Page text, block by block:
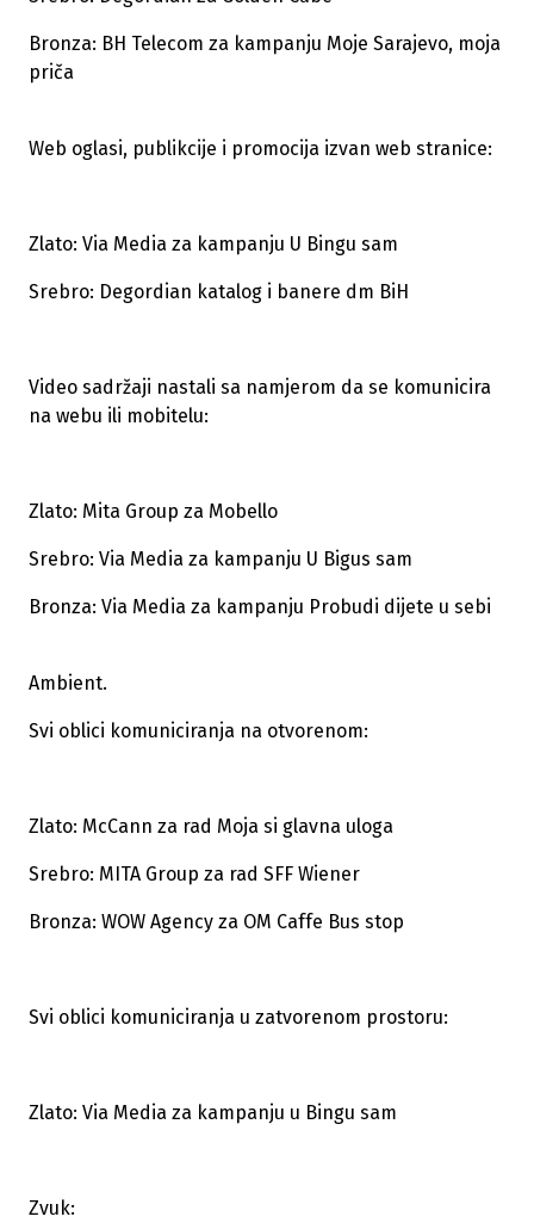
Bronza: BH Telecom za kampanju Moje Sarajevo, moja
priča
Web oglasi, publikcije i promocija izvan web stranice:
Zlato: Via Media za kampanju U Bingu sam
Srebro: Degordian katalog i banere dm BiH
Video sadržaji nastali sa namjerom da se komunicira
na webu ili mobitelu:
Zlato: Mita Group za Mobello
Srebro: Via Media za kampanju U Bigus sam
Bronza: Via Media za kampanju Probudi dijete u sebi
Ambient.
Svi oblici komuniciranja na otvorenom:
Zlato: McCann za rad Moja si glavna uloga
Srebro: MITA Group za rad SFF Wiener
Bronza: WOW Agency za OM Caffe Bus stop
Svi oblici komuniciranja u zatvorenom prostoru:
Zlato: Via Media za kampanju u Bingu sam
Zvuk: